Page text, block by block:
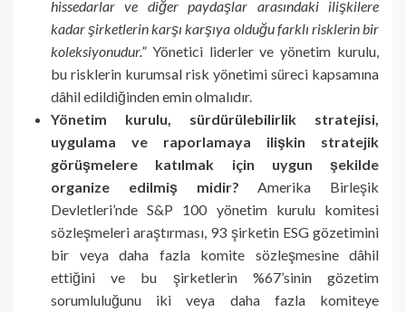
hissedarlar ve diğer paydaşlar arasındaki ilişkilere
kadar şirketlerin karşı karşıya olduğu farklı risklerin bir
koleksiyonudur.”Yönetici liderler ve yönetim kurulu,
bu risklerin kurumsal risk yönetimi süreci kapsamına
dâhil edildiğinden emin olmalıdır.
Yönetim kurulu, sürdürülebilirlik stratejisi,
uygulama ve raporlamaya ilişkin stratejik
görüşmelere katılmak için uygun şekilde
organize edilmiş midir? Amerika Birleşik
Devletleri’nde S&P 100 yönetim kurulu komitesi
sözleşmeleri araştırması, 93 şirketin ESG gözetimini
bir veya daha fazla komite sözleşmesine dâhil
ettiğini ve bu şirketlerin %67’sinin gözetim
sorumluluğunu iki veya daha fazla komiteye